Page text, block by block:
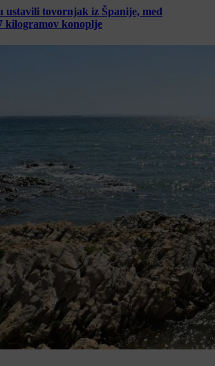
ustavili tovornjak iz Španije, med
kilogramov konoplje